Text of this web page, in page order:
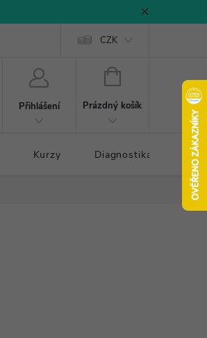
CZK
Přihlášení
NÁKUPNÍ
Prázdný košík
Kurzy Diagnostika došlapu